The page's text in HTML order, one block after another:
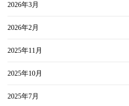
2026年3月
2026年2月
2025年11月
2025年10月
2025年7月